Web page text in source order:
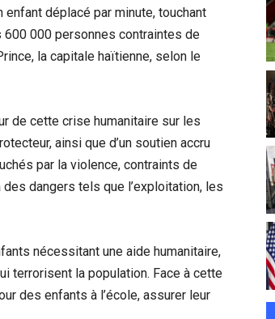
enfant déplacé par minute, touchant
000 personnes contraintes de
la capitale haïtienne, selon le
de cette crise humanitaire sur les
ainsi que d’un soutien accru
par la violence, contraints de
dangers tels que l’exploitation, les
nécessitant une aide humanitaire,
terrorisent la population. Face à cette
des enfants à l’école, assurer leur